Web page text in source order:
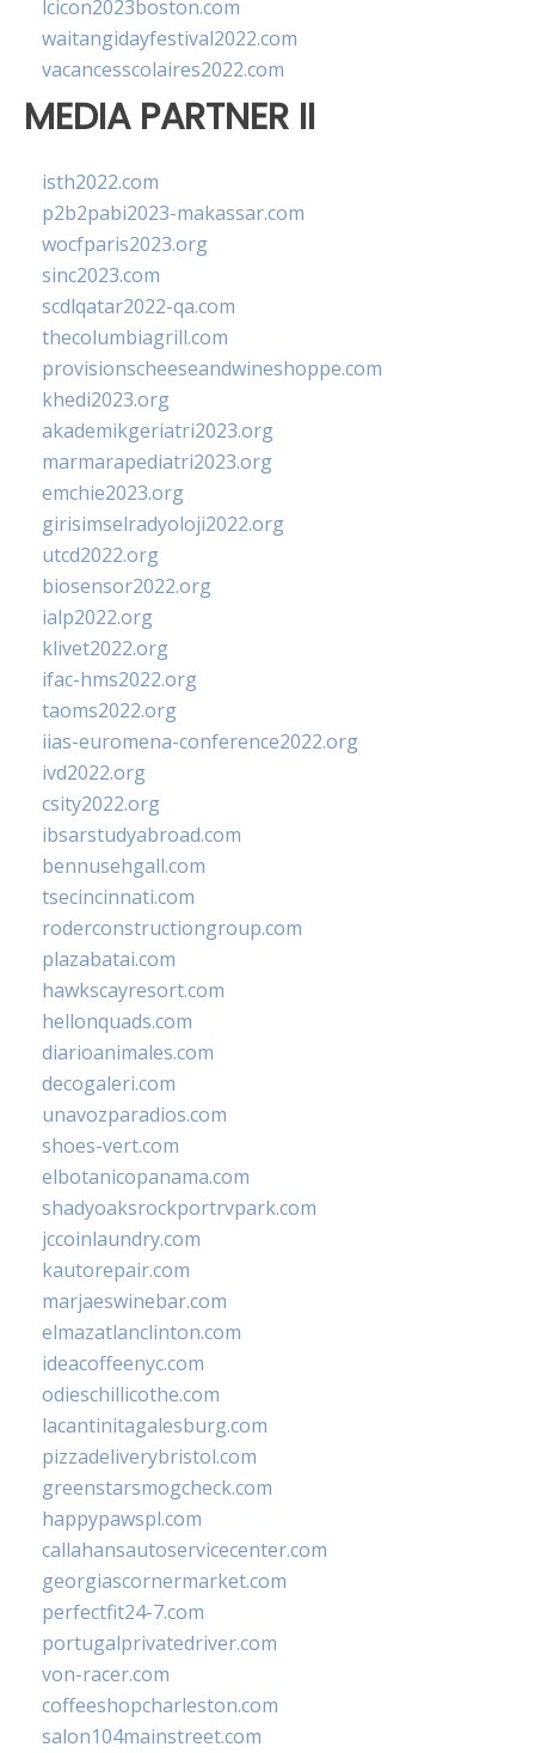
lcicon2023boston.com
waitangidayfestival2022.com
vacancesscolaires2022.com
MEDIA PARTNER II
isth2022.com
p2b2pabi2023-makassar.com
wocfparis2023.org
sinc2023.com
scdlqatar2022-qa.com
thecolumbiagrill.com
provisionscheeseandwineshoppe.com
khedi2023.org
akademikgeriatri2023.org
marmarapediatri2023.org
emchie2023.org
girisimselradyoloji2022.org
utcd2022.org
biosensor2022.org
ialp2022.org
klivet2022.org
ifac-hms2022.org
taoms2022.org
iias-euromena-conference2022.org
ivd2022.org
csity2022.org
ibsarstudyabroad.com
bennusehgall.com
tsecincinnati.com
roderconstructiongroup.com
plazabatai.com
hawkscayresort.com
hellonquads.com
diarioanimales.com
decogaleri.com
unavozparadios.com
shoes-vert.com
elbotanicopanama.com
shadyoaksrockportrvpark.com
jccoinlaundry.com
kautorepair.com
marjaeswinebar.com
elmazatlanclinton.com
ideacoffeenyc.com
odieschillicothe.com
lacantinitagalesburg.com
pizzadeliverybristol.com
greenstarsmogcheck.com
happypawspl.com
callahansautoservicecenter.com
georgiascornermarket.com
perfectfit24-7.com
portugalprivatedriver.com
von-racer.com
coffeeshopcharleston.com
salon104mainstreet.com